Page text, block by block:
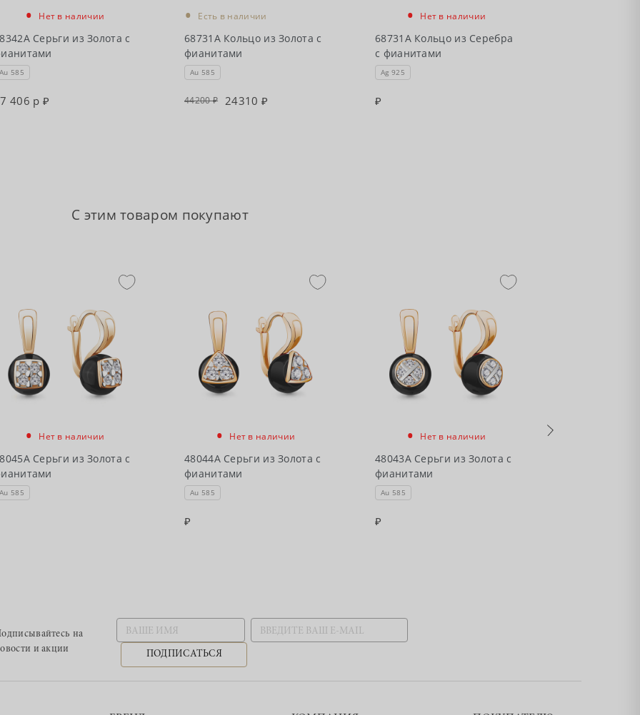
• Нет в наличии
Серьги из Золота с
Au 585
406 р
• Есть в наличии
68731А Кольцо из Золота с
фианитами
Au 585
44200 24310
• Нет в наличии
68731А Кольцо из Серебра
с фианитами
Ag 925
С этим товаром покупают
• Нет в наличии
Серьги из Золота с
Au 585
• Нет в наличии
48044А Серьги из Золота с
фианитами
Au 585
• Нет в наличии
48043А Серьги из Золота с
фианитами
Au 585
на
и акции
ПОДПИСАТЬСЯ